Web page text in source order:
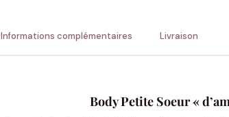
Informations complémentaires Livraison
Body Petite Soeur «